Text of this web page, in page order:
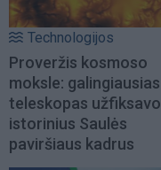
Technologijos
Proveržis kosmoso
moksle: galingiausias
teleskopas užfiksavo
istorinius Saulės
paviršiaus kadrus